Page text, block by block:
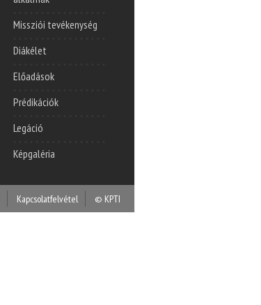
Missziói tevékenység
Diákélet
Előadások
Prédikációk
Legáció
Képgaléria
Kapcsolatfelvétel © KPTI